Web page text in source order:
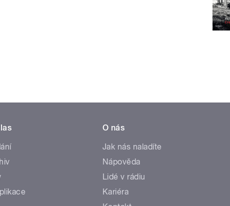
O nás
Jak nás naladíte
Nápověda
Lidé v rádiu
Kariéra